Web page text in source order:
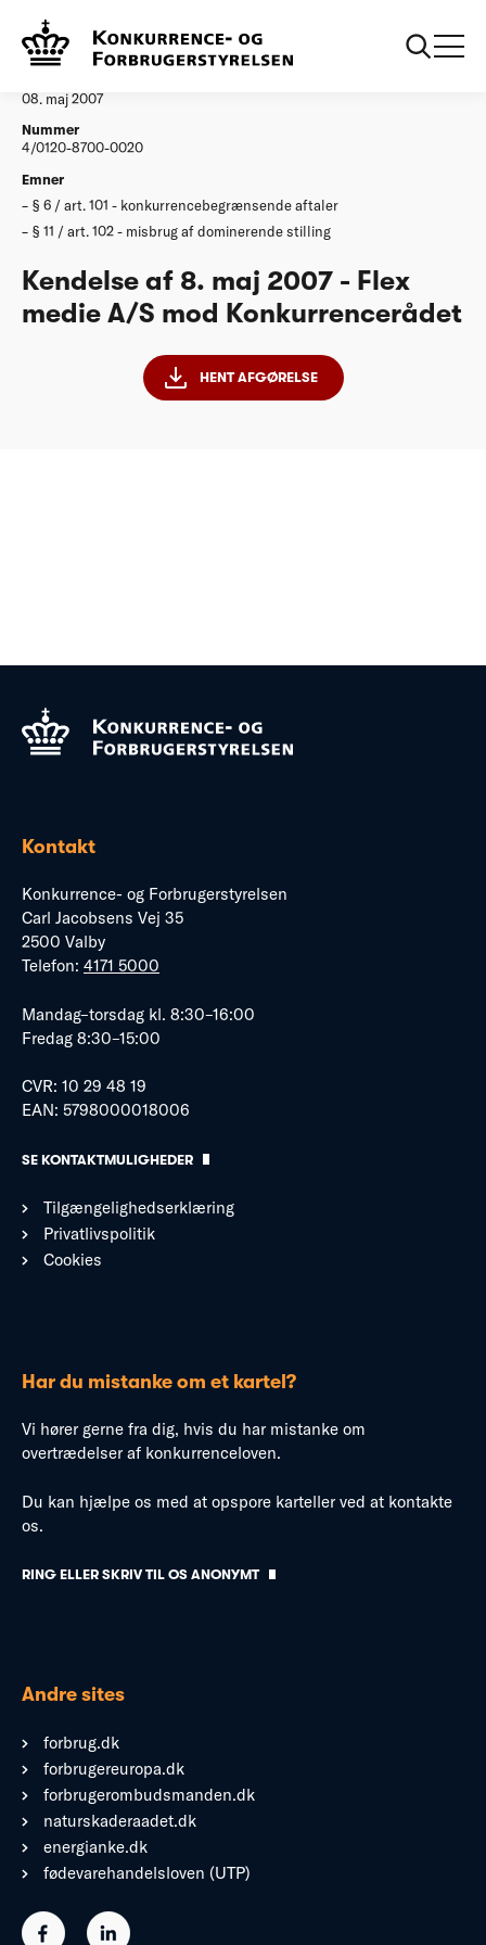
Afgørelser
08. maj 2007
Nummer
4/0120-8700-0020
Emner
§ 6 / art. 101 - konkurrencebegrænsende aftaler
§ 11 / art. 102 - misbrug af dominerende stilling
Kendelse af 8. maj 2007 - Flex
medie A/S mod Konkurrencerådet
HENT AFGØRELSE
Kontakt
Konkurrence- og Forbrugerstyrelsen
Carl Jacobsens Vej 35
2500 Valby
Telefon: 4171 5000
Mandag–torsdag kl. 8:30–16:00
Fredag 8:30–15:00
CVR: 10 29 48 19
EAN: 5798000018006
SE KONTAKTMULIGHEDER
Tilgængelighedserklæring
Privatlivspolitik
Cookies
Har du mistanke om et kartel?
Vi hører gerne fra dig, hvis du har mistanke om
overtrædelser af konkurrenceloven.
Du kan hjælpe os med at opspore karteller ved at kontakte
os.
RING ELLER SKRIV TIL OS ANONYMT
Andre sites
forbrug.dk
forbrugereuropa.dk
forbrugerombudsmanden.dk
naturskaderaadet.dk
energianke.dk
fødevarehandelsloven (UTP)